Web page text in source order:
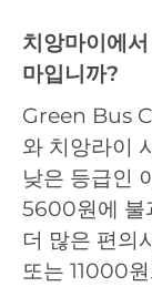
치앙마이에
마입니까?
Green Bus
와 치앙라이
낮은 등급인
5600원에 불
더 많은 편의
또는 11000